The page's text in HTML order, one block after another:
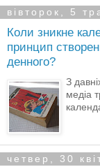
вівторок, 5
Коли зникне
принцип
денного?
З
медіа
четвер, 30